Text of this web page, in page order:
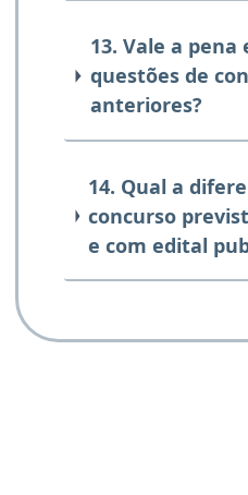
13. Vale a
questões de
anteriores?
14. Qual a
concurso
e com edital